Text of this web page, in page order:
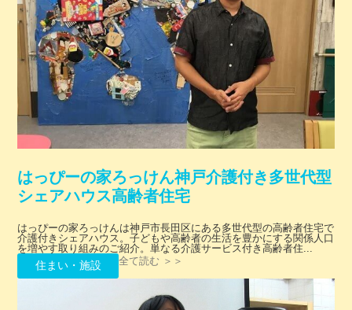
はっぴーの家ろっけん神戸介護付き多世代型
シェアハウス高齢者住宅
はっぴーの家ろっけんは神戸市長田区にある多世代型の高齢者住宅で
介護付きシェアハウス。子どもや高齢者の生活を豊かにする関係人口
を増やす取り組みのご紹介。単なる介護サービス付き高齢者住...
住まい・施設 全て読む ＞＞